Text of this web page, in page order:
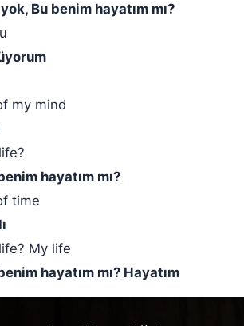
Bu benim hayatım mı?
my mind
hayatım mı?
time
My life
hayatım mı? Hayatım